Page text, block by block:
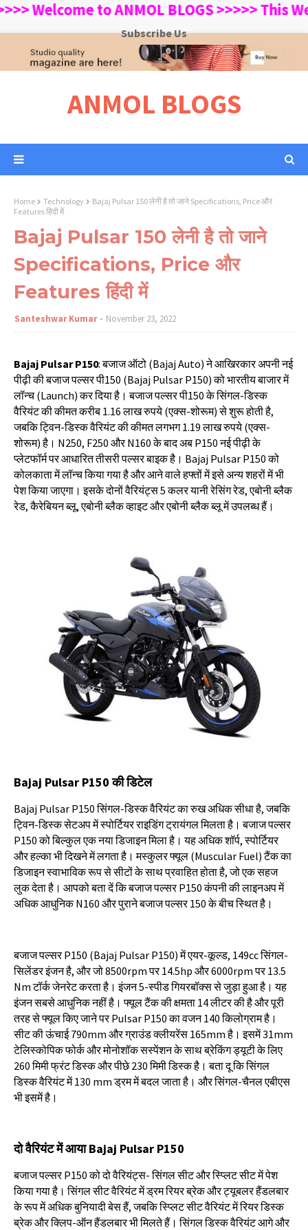
Welcome to ANMOL BLOGS >>>>> This
Subscribe Us
ANMOL BLOGS
Home Technology
Bajaj Pulsar 150 लेनी है तो जाने Specifications, Price और
Features हिंदी में
Bajaj Pulsar 150 लेनी है तो जाने
Specifications, Price और
Features हिंदी में
Santeshwar Kumar November 23, 2022
Bajaj Pulsar P150:बजाजऑटो (Bajaj Auto)नेआखिरकारअपनीनई
पीढ़ीकीबजाजपल्सरपी150 (Bajaj Pulsar P150)कोभारतीयबाजारमें
लॉन्च (Launch)करदियाहै। बजाजपल्सरपी150केसिंगल-डिस्क
वैरियंटकीकीमतकरीब 1.16लाखरुपये (एक्स-शोरूम)सेशुरूहोतीहै,
जबकिट्विन-डिस्कवैरियंटकीकीमतलगभग1.19लाखरुपये (एक्स-
शोरूम)है। N250, F250 औरN160केबादअब P150नईपीढ़ीके
प्लेटफॉर्मपरआधारिततीसरीपल्सरबाइकहै। Bajaj Pulsar P150को
कोलकातामेंलॉन्चकियागयाहैऔरआनेवालेहफ्तोंमेंइसेअन्यशहरोंमेंभी
पेशकियाजाएगा। इसकेदोनोंवैरियंट्स5कलरयानीरेसिंगरेड,एबोनीब्लैक
रेड,कैरेबियनब्लू,एबोनीब्लैकव्हाइटऔरएबोनीब्लैकब्लूमेंउपलब्धहैं।
Bajaj Pulsar P150कीडिटेल
Bajaj Pulsar P150सिंगल-डिस्कवैरियंटकारुखअधिकसीधाहै,जबकि
ट्विन-डिस्कसेटअपमेंस्पोर्टियरराइडिंगट्रायंगलमिलताहै। बजाजपल्सर
P150कोबिल्कुलएकनयाडिजाइनमिलाहै। यहअधिकशॉर्प,स्पोर्टियर
औरहल्काभीदिखनेमेंलगताहै। मस्कुलरफ्यूल (Muscular Fuel)टैंकका
डिजाइनस्वाभाविकरूपसेसीटोंकेसाथप्रवाहितहोताहै,जोएकसहज
लुकदेताहै। आपकोबतादेंकिबजाजपल्सरP150कंपनीकीलाइनअपमें
अधिकआधुनिकN160 औरपुरानेबजाजपल्सर150केबीचस्थितहै।
बजाजपल्सरP150 (Bajaj Pulsar P150)मेंएयर-कूल्ड, 149ccसिंगल-
सिलेंडरइंजनहै, औरजो8500rpmपर14.5hp और6000rpmपर13.5
Nmटॉर्कजेनरेटकरताहै। इंजन5-स्पीडगियरबॉक्ससेजुड़ाहुआहै। यह
इंजनसबसेआधुनिकनहींहै। फ्यूलटैंककीक्षमता 14लीटरकीहैऔरपूरी
तरहसेफ्यूलकिएजानेपरPulsar P150कावजन140किलोग्रामहै।
सीटकीऊंचाई790mm औरग्राउंडक्लीयरेंस 165mmहै। इसमें31mm
टेलिस्कोपिकफोर्कऔरमोनोशॉकसस्पेंशनकेसाथब्रेकिंगड्यूटीकेलिए
260मिमीफ्रंटडिस्कऔरपीछे230मिमीडिस्कहै। बतादूकिसिंगल
डिस्कवैरियंटमें130 mmड्रममेंबदलजाताहै। औरसिंगल-चैनलएबीएस
भीइसमेंहै।
दोवैरियंटमेंआयाBajaj Pulsar P150
बजाजपल्सरP150कोदोवैरियंट्स-सिंगलसीटऔरस्प्लिटसीटमेंपेश
कियागयाहै। सिंगलसीटवैरियंटमेंड्रमरियरब्रेकऔरट्यूबलरहैंडलबार
केरूपमेंअधिकबुनियादीबेसहैं,जबकिस्प्लिटसीटवैरियंटमेंरियरडिस्क
ब्रेकऔरक्लिप-ऑनहैंडलबारभीमिलतेहैं। सिंगलडिस्कवैरियंटआगेऔर